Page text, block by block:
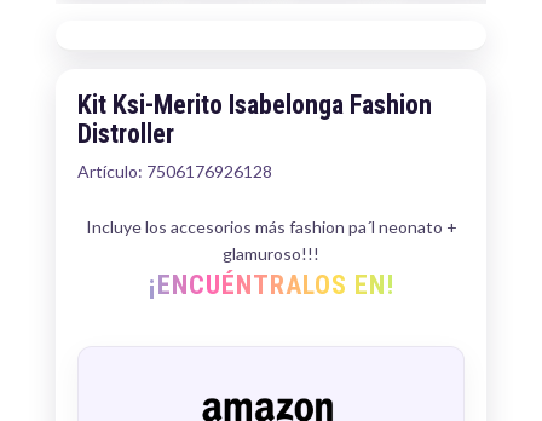
Kit Ksi-Merito Isabelonga Fashion
Distroller
Artículo: 7506176926128
Incluye los accesorios más fashion pa´l neonato +
glamuroso!!!
¡ENCUÉNTRALOS EN!